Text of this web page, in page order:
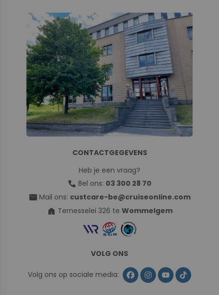
CONTACTGEGEVENS
Heb je een vraag?
call Bel ons: 03 300 28 70
mail Mail ons: custcare-be@cruiseonline.com
home Ternesselei 326 te Wommelgem
VOLG ONS
Volg ons op sociale media: